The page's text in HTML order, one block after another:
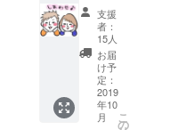
U、優し
い未来
より、
感謝を
込めて
お礼の
メール
もお送
り致し
ス】 CD
付き絵
本、10
月13日
の出版
ライブ
招待券
を ご自
宅に送
支援
者：
15人
お届
け予
定：
2019
年10
月
こ
の